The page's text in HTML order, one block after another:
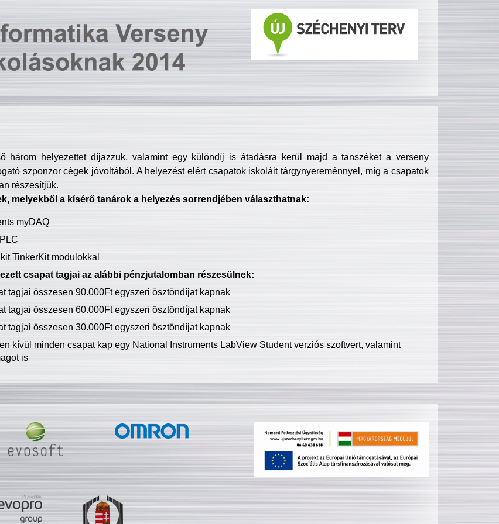
három helyezettet díjazzuk, valamint egy különdíj is átadásra kerül majd a tanszéket a verseny
szponzor cégek jóvoltából. A helyezést elért csapatok iskoláit tárgynyereménnyel, míg a csapatok
részesítjük.
melyekből a kísérő tanárok a helyezés sorrendjében választhatnak:
myDAQ
TinkerKit modulokkal
csapat tagjai az alábbi pénzjutalomban részesülnek:
tagjai összesen 90.000Ft egyszeri ösztöndíjat kapnak
tagjai összesen 60.000Ft egyszeri ösztöndíjat kapnak
tagjai összesen 30.000Ft egyszeri ösztöndíjat kapnak
kívül minden csapat kap egy National Instruments LabView Student verziós szoftvert, valamint
is